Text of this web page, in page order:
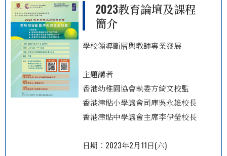
2023教育論壇及課程
簡介
學校領導斷層與教師專業發展
主題講者
香港幼稚園協會執委方綺文校監
香港津貼小學議會司庫吳永雄校長
香港津貼中學議會主席李伊瑩校長
日期：2023年2月11日(六)